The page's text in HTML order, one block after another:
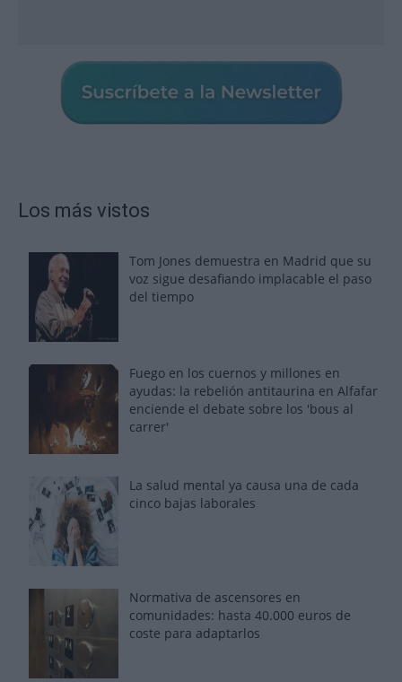
Los más vistos
Tom Jones demuestra en Madrid que su
voz sigue desafiando implacable el paso
del tiempo
Fuego en los cuernos y millones en
ayudas: la rebelión antitaurina en Alfafar
enciende el debate sobre los 'bous al
carrer'
La salud mental ya causa una de cada
cinco bajas laborales
Normativa de ascensores en
comunidades: hasta 40.000 euros de
coste para adaptarlos